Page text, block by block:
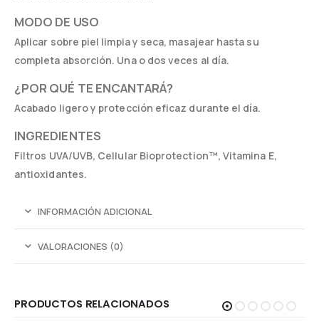
MODO DE USO
Aplicar sobre piel limpia y seca, masajear hasta su
completa absorción. Una o dos veces al día.
¿POR QUÉ TE ENCANTARÁ?
Acabado ligero y protección eficaz durante el día.
INGREDIENTES
Filtros UVA/UVB, Cellular Bioprotection™, Vitamina E,
antioxidantes.
INFORMACIÓN ADICIONAL
VALORACIONES (0)
PRODUCTOS RELACIONADOS